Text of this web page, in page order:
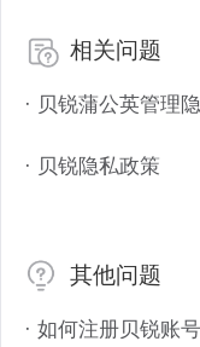
相关问题
· 贝锐蒲公英管理
· 贝锐隐私政策
其他问题
· 如何注册贝锐账号